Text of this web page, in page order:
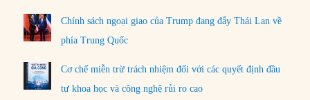
Chính sách ngoại giao của Trump đang đẩy Thái Lan về
phía Trung Quốc
Cơ chế miễn trừ trách nhiệm đối với các quyết định đầu
tư khoa học và công nghệ rủi ro cao